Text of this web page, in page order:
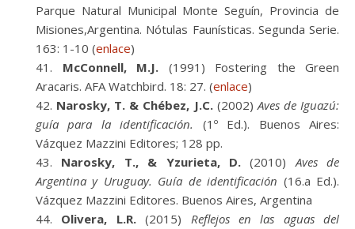
Parque Natural Municipal Monte Seguín, Provincia de
Misiones,Argentina. Nótulas Faunísticas. Segunda Serie.
163: 1-10 (enlace)
McConnell, M.J. (1991) Fostering the Green
Aracaris. AFA Watchbird. 18: 27. (enlace)
Narosky, T. & Chébez, J.C.(2002)Aves de Iguazú:
guía para la identificación.
(1º Ed.). Buenos Aires:
Vázquez Mazzini Editores; 128 pp.
Narosky, T., & Yzurieta, D.(2010)Aves de
Argentina y Uruguay. Guía de identificación (16.a Ed.).
Vázquez Mazzini Editores. Buenos Aires, Argentina
Olivera, L.R.(2015) Reflejos en las aguas del